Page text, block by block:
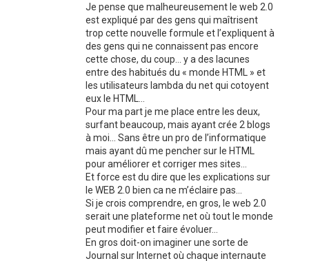
Je pense que malheureusement le web 2.0
est expliqué par des gens qui maîtrisent
trop cette nouvelle formule et l’expliquent à
des gens qui ne connaissent pas encore
cette chose, du coup… y a des lacunes
entre des habitués du « monde HTML » et
les utilisateurs lambda du net qui cotoyent
eux le HTML…
Pour ma part je me place entre les deux,
surfant beaucoup, mais ayant crée 2 blogs
à moi… Sans être un pro de l’informatique
mais ayant dû me pencher sur le HTML
pour améliorer et corriger mes sites…
Et force est du dire que les explications sur
le WEB 2.0 bien ca ne m’éclaire pas…
Si je crois comprendre, en gros, le web 2.0
serait une plateforme net où tout le monde
peut modifier et faire évoluer…
En gros doit-on imaginer une sorte de
Journal sur Internet où chaque internaute